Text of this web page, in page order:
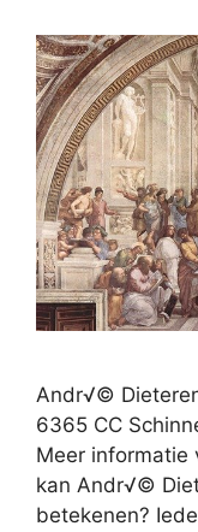
Andr√©
6365 CC
Meer
kan Andr√©
betekenen?